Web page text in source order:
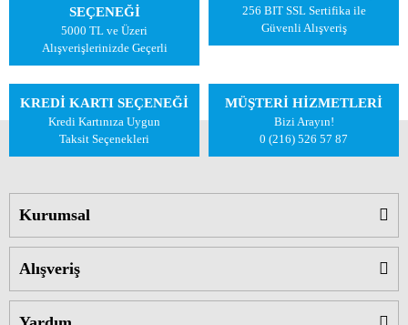
SEÇENEĞİ
5000 TL ve Üzeri
Alışverişlerinizde Geçerli
256 BIT SSL Sertifika ile
Güvenli Alışveriş
KREDİ KARTI SEÇENEĞİ
Kredi Kartınıza Uygun
Taksit Seçenekleri
MÜŞTERİ HİZMETLERİ
Bizi Arayın!
0 (216) 526 57 87
Kurumsal
Alışveriş